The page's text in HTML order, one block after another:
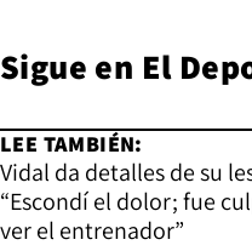
Sigue en El
LEE TAMBIÉN:
Vidal da detalles de su
“Escondí el dolor; fue
ver el entrenador”